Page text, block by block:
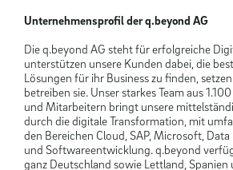
Unternehmensprofil der q.beyond AG
Die q.beyond AG steht für erfolgreiche
unterstützen unsere Kunden dabei, die
Lösungen für ihr Business zu finden,
betreiben sie. Unser starkes Team aus
und Mitarbeitern bringt unsere
durch die digitale Transformation, mit
den Bereichen Cloud, SAP, Microsoft,
und Softwareentwicklung. q.beyond
ganz Deutschland sowie Lettland, Spanien